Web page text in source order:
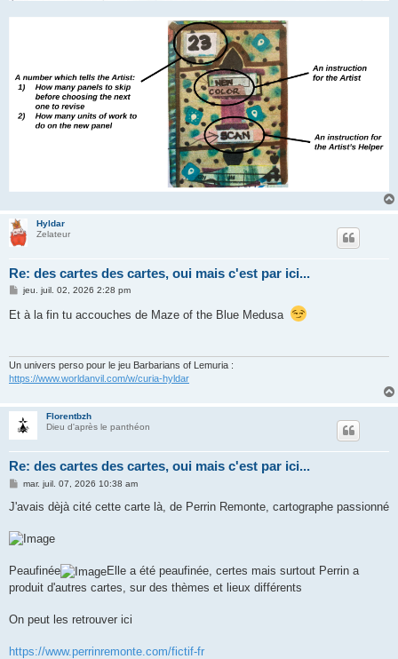
Hyldar
Zelateur
Re: des cartes des cartes, oui mais c'est par ici...
M
s
s
jeu. juil. 02, 2026 2:28 pm
Et à la fin tu accouches de Maze of the Blue Medusa
Un univers perso pour le jeu Barbarians of Lemuria :
https://www.worldanvil.com/w/curia-hyldar
Florentbzh
Dieu d'après le panthéon
Re: des cartes des cartes, oui mais c'est par ici...
M
s
g
e
mar. juil. 07, 2026 10:38 am
J'avais dèjà cité cette carte là, de Perrin Remonte, cartographe passionné
Peaufinée
Elle a été peaufinée, certes mais surtout Perrin a
produit d'autres cartes, sur des thèmes et lieux différents
On peut les retrouver ici
https://www.perrinremonte.com/fictif-fr